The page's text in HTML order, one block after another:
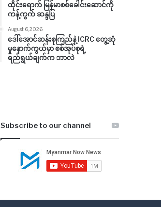
ထိုင်းရောက် မြန်မာစစ်ခေါင်းဆောင်ကို
ကန့်ကွက် ဆန္ဒပြ
August 6, 2026
ဒေါ်အောင်ဆန်းစုကြည်နဲ့ ICRC တွေ့ဆုံ
မှုနောက်ကွယ်မှာ စစ်အုပ်စုရဲ့
ရည်ရွယ်ချက်က ဘာလဲ
Subscribe to our channel